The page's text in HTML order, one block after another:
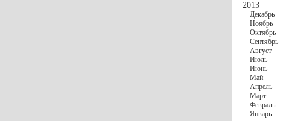
2013
Декабрь
Ноябрь
Октябрь
Сентябрь
Август
Июль
Июнь
Май
Апрель
Март
Февраль
Январь